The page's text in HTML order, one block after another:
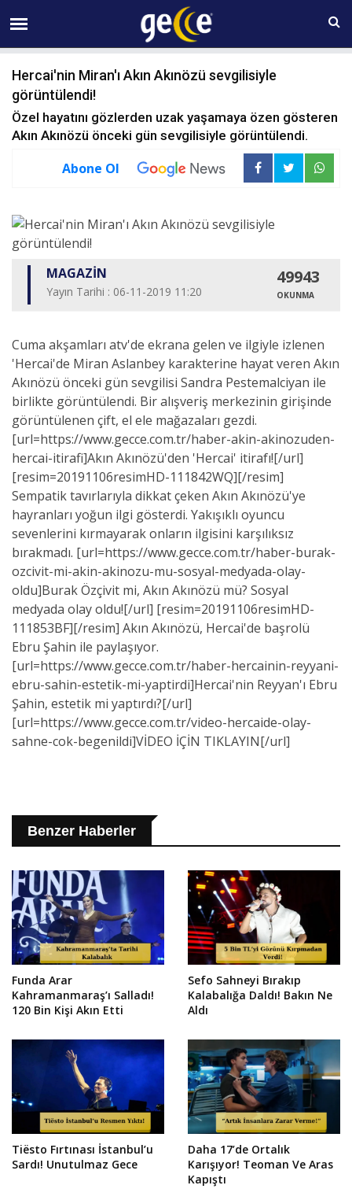
09 AĞUSTOS Pazar 16:42
Hercai'nin Miran'ı Akın Akınözü sevgilisiyle
görüntülendi!
Özel hayatını gözlerden uzak yaşamaya özen gösteren
Akın Akınözü önceki gün sevgilisiyle görüntülendi.
Abone Ol
MAGAZİN
Yayın Tarihi : 06-11-2019 11:20
49943
OKUNMA
Cuma akşamları atv'de ekrana gelen ve ilgiyle izlenen
'Hercai'de Miran Aslanbey karakterine hayat veren Akın
Akınözü önceki gün sevgilisi Sandra Pestemalciyan ile
birlikte görüntülendi. Bir alışveriş merkezinin girişinde
görüntülenen çift, el ele mağazaları gezdi.
[url=https://www.gecce.com.tr/haber-akin-akinozuden-
hercai-itirafi]Akın Akınözü'den 'Hercai' itirafı![/url]
[resim=20191106resimHD-111842WQ][/resim]
Sempatik tavırlarıyla dikkat çeken Akın Akınözü'ye
hayranları yoğun ilgi gösterdi. Yakışıklı oyuncu
sevenlerini kırmayarak onların ilgisini karşılıksız
bırakmadı. [url=https://www.gecce.com.tr/haber-burak-
ozcivit-mi-akin-akinozu-mu-sosyal-medyada-olay-
oldu]Burak Özçivit mi, Akın Akınözü mü? Sosyal
medyada olay oldu![/url] [resim=20191106resimHD-
111853BF][/resim] Akın Akınözü, Hercai'de başrolü
Ebru Şahin ile paylaşıyor.
[url=https://www.gecce.com.tr/haber-hercainin-reyyani-
ebru-sahin-estetik-mi-yaptirdi]Hercai'nin Reyyan'ı Ebru
Şahin, estetik mi yaptırdı?[/url]
[url=https://www.gecce.com.tr/video-hercaide-olay-
sahne-cok-begenildi]VİDEO İÇİN TIKLAYIN[/url]
Benzer Haberler
Funda Arar
Kahramanmaraş’ı Salladı!
120 Bin Kişi Akın Etti
Sefo Sahneyi Bırakıp
Kalabalığa Daldı! Bakın Ne
Aldı
Tiësto Fırtınası İstanbul’u
Sardı! Unutulmaz Gece
Daha 17’de Ortalık
Karışıyor! Teoman Ve Aras
Kapıştı